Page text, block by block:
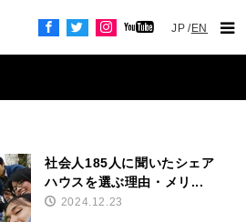
JP EN
社会人185人に聞いたシェア
ハウスを選ぶ理由・メリ...
2024.12.23